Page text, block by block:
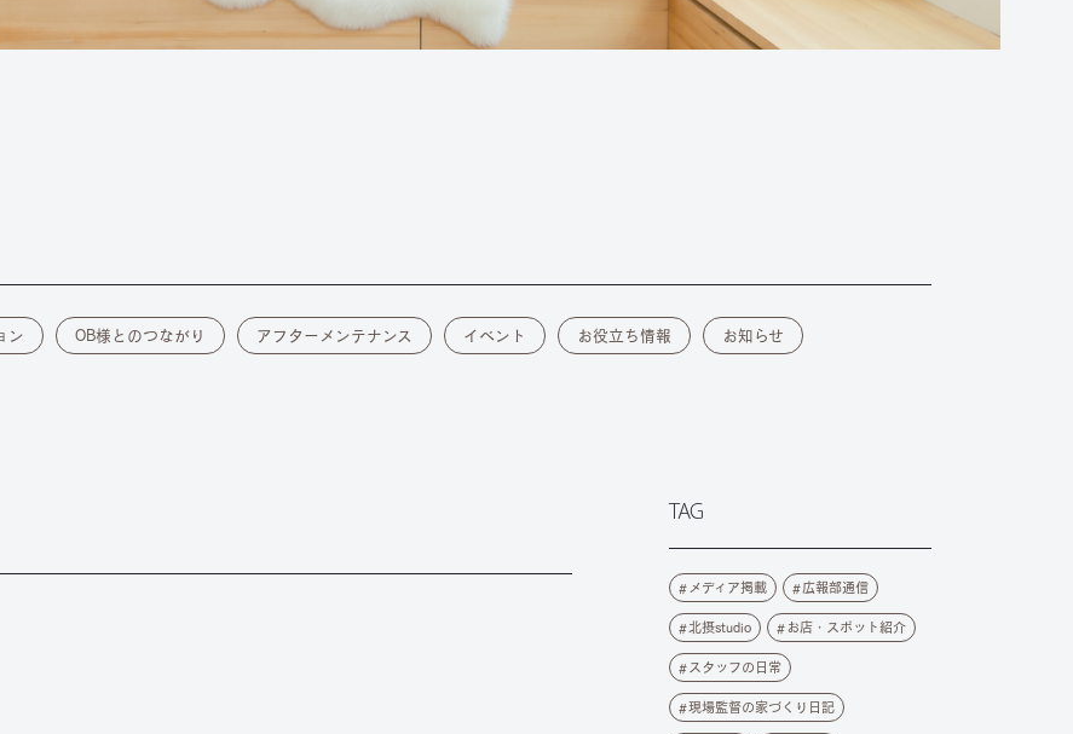
ン OB様とのつながり アフターメンテナンス イベント お役立ち情報 お知らせ
TAG
メディア掲載 広報部通信
北摂studio お店・スポット紹介
スタッフの日常
現場監督の家づくり日記